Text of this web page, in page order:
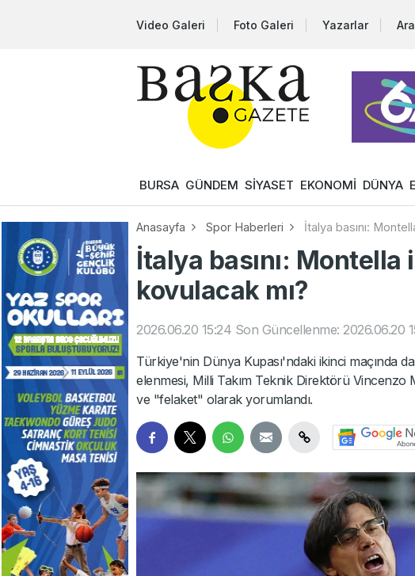
Video Galeri Foto Galeri Yazarlar
BURSA GÜNDEM SİYASET EKONOMİ DÜNYA
Anasayfa Spor Haberleri İtalya basını:
İtalya basını: Montella
kovulacak mı?
2026.06.20 15:24 Son Güncellenme: 2026.06.20
Türkiye'nin Dünya Kupası'ndaki ikinci maçında
elenmesi, Milli Takım Teknik Direktörü
ve "felaket" olarak yorumlandı.